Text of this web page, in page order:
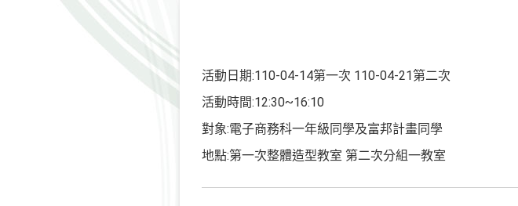
活動日期:110-04-14第一次 110-04-21第二次
活動時間:12:30~16:10
對象:電子商務科一年級同學及富邦計畫同學
地點:第一次整體造型教室 第二次分組一教室